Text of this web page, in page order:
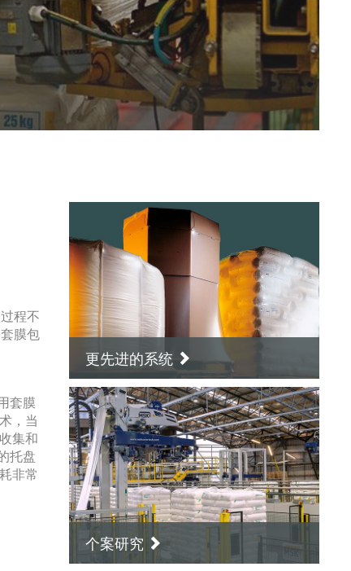
程不
膜包
套膜
，当
集和
托盘
非常
更先进的系统
个案研究